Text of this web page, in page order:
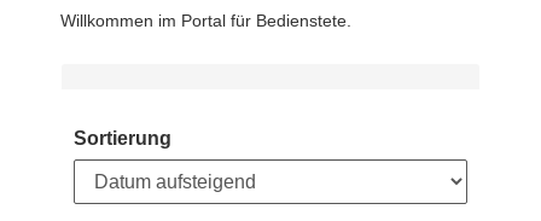
Willkommen im Portal für Bedienstete.
Sortierung